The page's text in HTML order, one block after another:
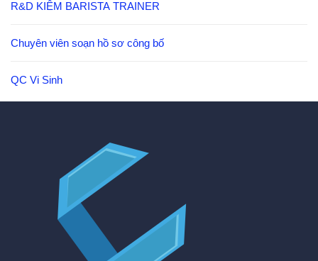
R&D KIÊM BARISTA TRAINER
Chuyên viên soạn hồ sơ công bố
QC Vi Sinh